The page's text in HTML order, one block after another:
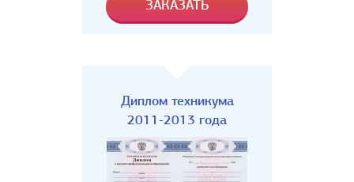
Диплом техникума
2011-2013 года